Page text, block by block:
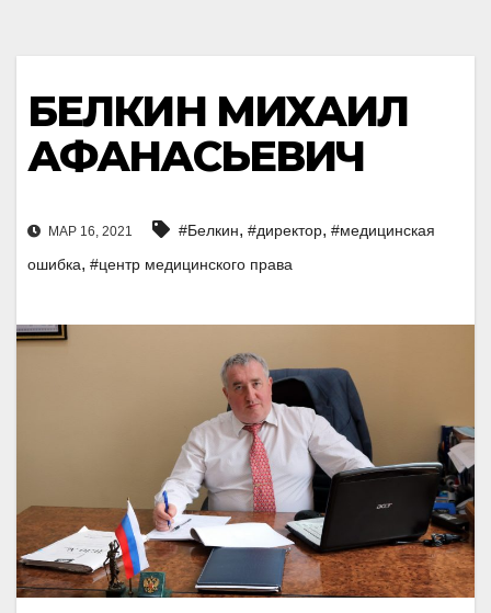
БЕЛКИН МИХАИЛ
АФАНАСЬЕВИЧ
МАР 16, 2021 #Белкин, #директор, #медицинская
ошибка, #центр медицинского права